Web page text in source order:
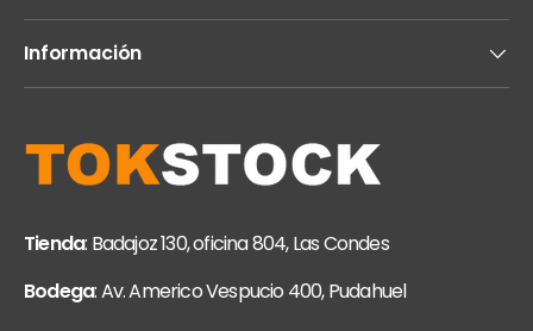
Información
Tienda: Badajoz 130, oficina 804, Las Condes
Bodega: Av. Americo Vespucio 400, Pudahuel